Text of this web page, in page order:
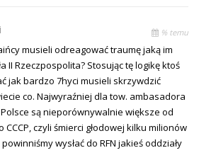
% temu
musieli odreagować traumę jaką im
II Rzeczpospolita? Stosując tę logikę ktoś
jak bardzo 7hyci musieli skrzywdzić
co. Najwyraźniej dla tow. ambasadora
są nieporównywalnie większe od
czyli śmierci głodowej kilku milionów
wysłać do RFN jakieś oddziały